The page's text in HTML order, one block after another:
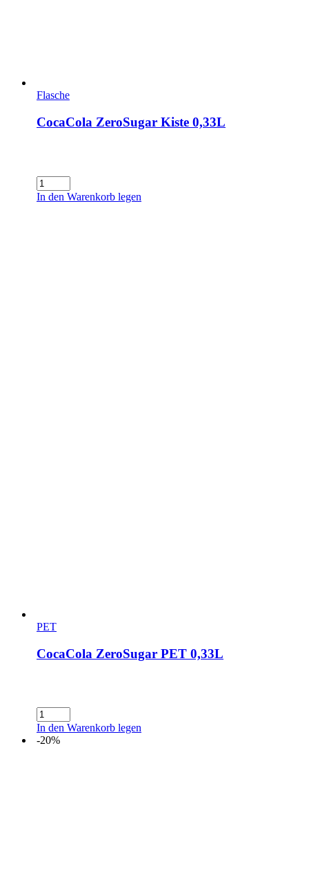
Flasche
CocaCola ZeroSugar Kiste 0,33L
CocaCola
ZeroSugar
In den Warenkorb legen
PET
CocaCola ZeroSugar PET 0,33L
CocaCola
ZeroSugar
PET
In den Warenkorb legen
-20%